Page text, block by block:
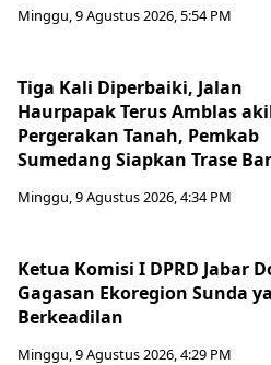
Minggu, 9 Agustus 2026, 5:54 PM
Tiga Kali Diperbaiki, Jalan
Haurpapak Terus Amblas
Pergerakan Tanah, Pemkab
Sumedang Siapkan Trase
Minggu, 9 Agustus 2026, 4:34 PM
Ketua Komisi I DPRD Jabar
Gagasan Ekoregion Sunda
Berkeadilan
Minggu, 9 Agustus 2026, 4:29 PM